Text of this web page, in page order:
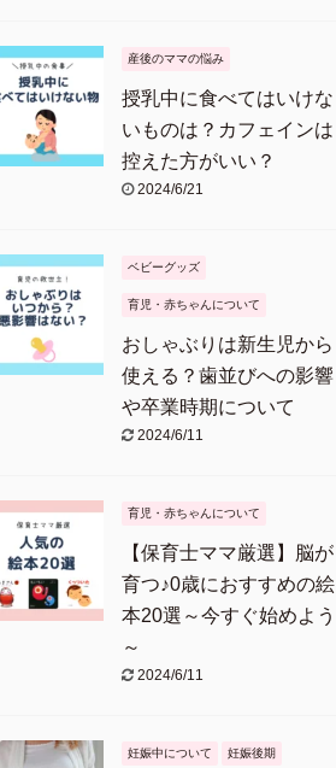
産後のママの悩み
授乳中に食べてはいけな
いものは？カフェインは
控えた方がいい？
2024/6/21
ベビーグッズ
育児・赤ちゃんについて
おしゃぶりは新生児から
使える？歯並びへの影響
や卒業時期について
2024/6/11
育児・赤ちゃんについて
【保育士ママ厳選】脳が
育つ♪0歳におすすめの絵
本20選～今すぐ始めよう
～
2024/6/11
妊娠中について 妊娠後期